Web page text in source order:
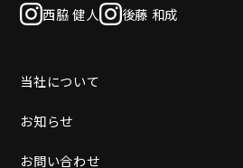
西脇 健人 後藤 和成
当社について
お知らせ
お問い合わせ